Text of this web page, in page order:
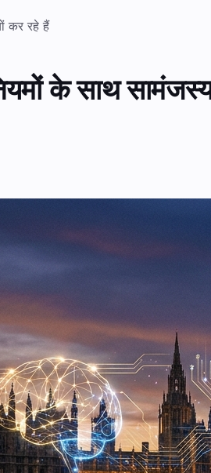
कर रहे हैं
के साथ सामंजस्य